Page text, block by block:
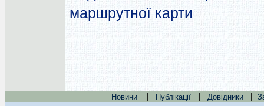
маршрутної карти
Новини | Публікації | Довідники |